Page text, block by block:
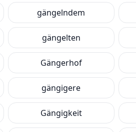
gängelndem
gängelten
Gängerhof
gängigere
Gängigkeit